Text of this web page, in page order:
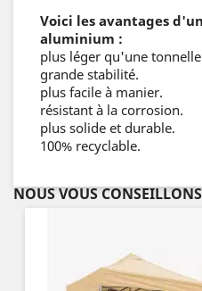
Voici les avantages
aluminium :
plus léger qu'une
grande stabilité.
plus facile à manier.
résistant à la corrosion.
plus solide et durable.
100% recyclable.
NOUS VOUS